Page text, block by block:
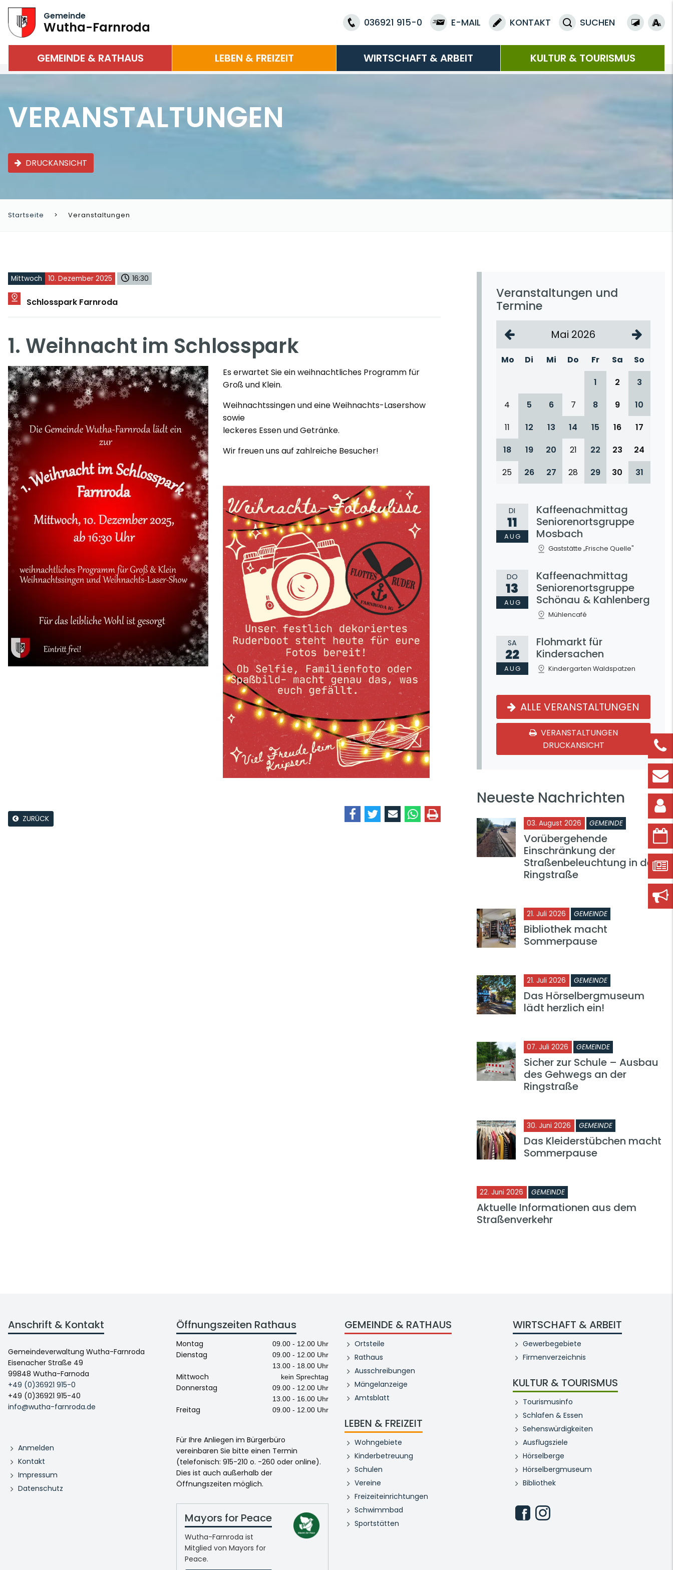
Gemeinde
Wutha-Farnroda 036921 915-0 E-MAIL KONTAKT SUCHEN
GEMEINDE & RATHAUS LEBEN & FREIZEIT WIRTSCHAFT & ARBEIT KULTUR & TOURISMUS
VERANSTALTUNGEN
DRUCKANSICHT
Startseite Veranstaltungen
Mittwoch 10. Dezember 2025 16:30
Schlosspark Farnroda
1. Weihnacht im Schlosspark
Es erwartet Sie ein weihnachtliches Programm für
Groß und Klein.
Weihnachtssingen und eine Weihnachts-Lasershow
sowie
leckeres Essen und Getränke.
Wir freuen uns auf zahlreiche Besucher!
ZURÜCK
Veranstaltungen und
Termine
Mai 2026
Mo Di Mi Do Fr Sa
So
1
2
3
4
5 6 7 8 9
10
11
12 13 14 15 16
17
18
19 20 21 22 23
24
25
26 27 28 29 30 31
DI
11
AUG
Kaffeenachmittag
Seniorenortsgruppe
Mosbach
Gaststätte „Frische Quelle"
DO
13
AUG
Kaffeenachmittag
Seniorenortsgruppe
Schönau & Kahlenberg
Mühlencafé
SA
22
AUG
Flohmarkt für
Kindersachen
Kindergarten Waldspatzen
ALLE VERANSTALTUNGEN
VERANSTALTUNGEN
DRUCKANSICHT
Neueste Nachrichten
03. August 2026 GEMEINDE
Vorübergehende
Einschränkung der
Straßenbeleuchtung in der
Ringstraße
21. Juli 2026 GEMEINDE
Bibliothek macht
Sommerpause
21. Juli 2026 GEMEINDE
Das Hörselbergmuseum
lädt herzlich ein!
07. Juli 2026 GEMEINDE
Sicher zur Schule – Ausbau
des Gehwegs an der
Ringstraße
30. Juni 2026 GEMEINDE
Das Kleiderstübchen macht
Sommerpause
22. Juni 2026 GEMEINDE
Aktuelle Informationen aus dem
Straßenverkehr
Anschrift & Kontakt
Gemeindeverwaltung Wutha-Farnroda
Eisenacher Straße 49
99848 Wutha-Farnoda
+49 (0)36921 915-0
+49 (0)36921 915-40
info@wutha-farnroda.de
Anmelden
Kontakt
Impressum
Datenschutz
Öffnungszeiten Rathaus
Montag 09.00 - 12.00 Uhr
Dienstag
09.00 - 12.00 Uhr
13.00 - 18.00 Uhr
Mittwoch kein Sprechtag
Donnerstag
09.00 - 12.00 Uhr
13.00 - 16.00 Uhr
Freitag 09.00 - 12.00 Uhr
Für Ihre Anliegen im Bürgerbüro
vereinbaren Sie bitte einen Termin
(telefonisch: 915-210 o. -260 oder online).
Dies ist auch außerhalb der
Öffnungszeiten möglich.
Mayors for Peace
Wutha-Farnroda ist
Mitglied von Mayors for
Peace.
GEMEINDE & RATHAUS
Ortsteile
Rathaus
Ausschreibungen
Mängelanzeige
Amtsblatt
LEBEN & FREIZEIT
Wohngebiete
Kinderbetreuung
Schulen
Vereine
Freizeiteinrichtungen
Schwimmbad
Sportstätten
WIRTSCHAFT & ARBEIT
Gewerbegebiete
Firmenverzeichnis
KULTUR & TOURISMUS
Tourismusinfo
Schlafen & Essen
Sehenswürdigkeiten
Ausflugsziele
Hörselberge
Hörselbergmuseum
Bibliothek